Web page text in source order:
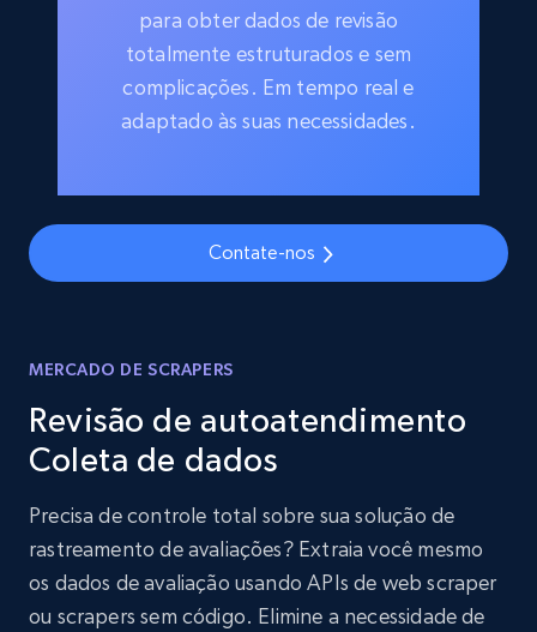
para obter dados de revisão
totalmente estruturados e sem
complicações. Em tempo real e
adaptado às suas necessidades.
Contate-nos
MERCADO DE SCRAPERS
Revisão de autoatendimento
Coleta de dados
Precisa de controle total sobre sua solução de
rastreamento de avaliações? Extraia você mesmo
os dados de avaliação usando APIs de web scraper
ou scrapers sem código. Elimine a necessidade de